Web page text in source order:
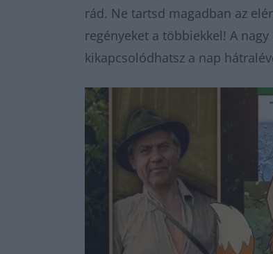
rád. Ne tartsd magadban az
regényeket a többiekkel! A
kikapcsolódhatsz a nap